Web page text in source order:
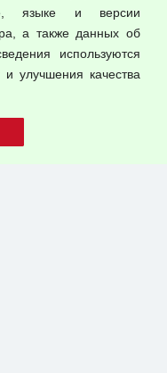
языке и версии
а также данных об
используются
улучшения качества